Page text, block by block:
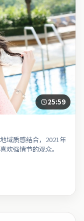
25:59
域质感结合，2021年
欢强情节的观众。